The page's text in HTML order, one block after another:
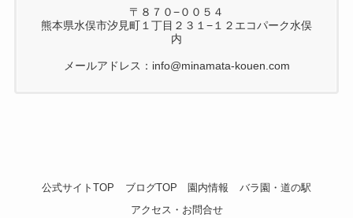
〒８７０−００５４
熊本県水俣市汐見町１丁目２３１−１２エコパーク水俣
内
メールアドレス：info@minamata-kouen.com
公式サイトTOP ブログTOP 園内情報
バラ園・道の駅
アクセス・お問合せ